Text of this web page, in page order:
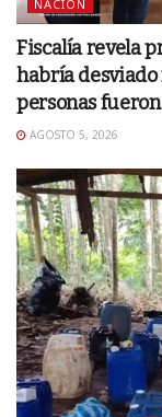
NACIÓN
Fiscalía revela
habría desviado
personas
AGOSTO 5, 2026